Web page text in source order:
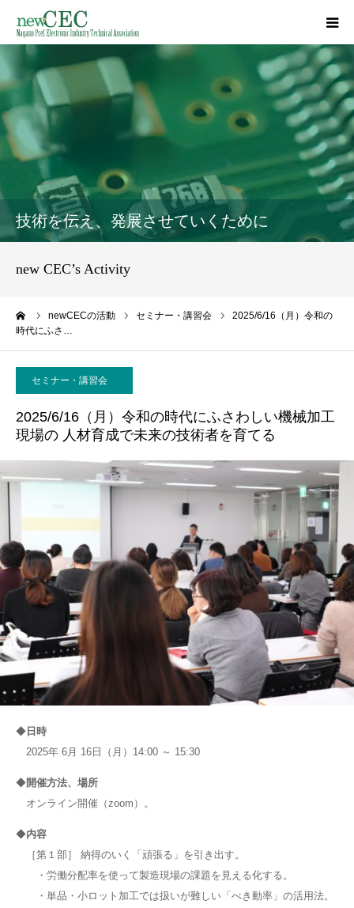
技術を伝え、発展させていくために
new CEC’s Activity
newCECの活動 セミナー・講習会
2025/6/16（月）令和の
時代にふさ…
セミナー・講習会
2025/6/16（月）令和の時代にふさわしい機械加工
現場の 人材育成で未来の技術者を育てる
◆ 日時
2025年 6月 16日（月）14:00 ～ 15:30
◆開催方法、場所
オンライン開催（zoom）。
◆内容
［第１部］ 納得のいく「頑張る」を引き出す。
・労働分配率を使って製造現場の課題を見える化する。
・単品・小ロット加工では扱いが難しい「べき動率」の活用法。
HOME
事業概要
講習会／講演会
研究報告
入会案内
お問い合わせ